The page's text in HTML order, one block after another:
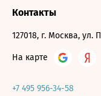
Контакты
127018, г. Москва, ул.
На карте
+7 495 956-34-58